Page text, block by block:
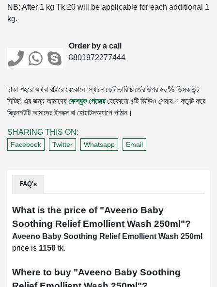
NB: After 1 kg Tk.20 will be applicable for each additional 1
kg.
Order by a call
8801972277444
ঢাকা শহরে অথবা বাইরে যেকোনো স্থানে ডেলিভারি চার্জের উপর ৫০% ডিসকাউন্ট
দিচ্ছি! এর জন্য আমাদেরফেসবুক পেজেরযেকোনো ৫টি ভিডিও শেয়ার ও কমেন্ট করে
স্ক্রিনশটটি আমাদের ইনবক্স বা হোয়াটসঅ্যাপে পাঠান।
SHARING THIS ON:
Facebook Twitter Whatsapp Email
FAQ's
What is the price of "Aveeno Baby
Soothing Relief Emollient Wash 250ml "?
Aveeno Baby Soothing Relief Emollient Wash 250ml
price is 1150 tk.
Where to buy "Aveeno Baby Soothing